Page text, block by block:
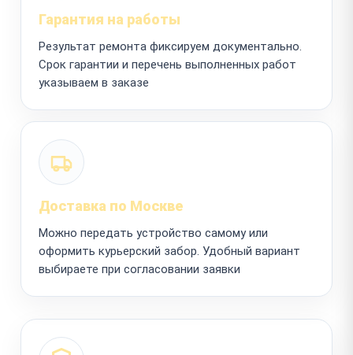
Гарантия на работы
Результат ремонта фиксируем документально.
Срок гарантии и перечень выполненных работ
указываем в заказе
Доставка по Москве
Можно передать устройство самому или
оформить курьерский забор. Удобный вариант
выбираете при согласовании заявки